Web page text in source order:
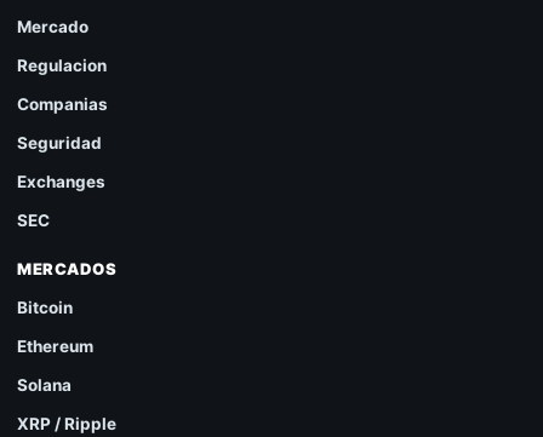
Mercado
Regulacion
Companias
Seguridad
Exchanges
SEC
MERCADOS
Bitcoin
Ethereum
Solana
XRP / Ripple